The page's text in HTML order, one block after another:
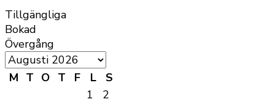
Tillgängliga
Bokad
Övergång
M T O T F L
S
1
2